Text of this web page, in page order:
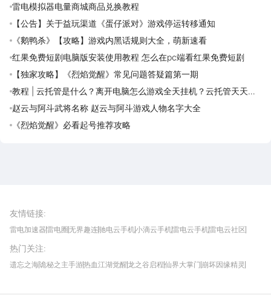
雷电模拟器电量商城商品兑换教程
【公告】关于益玩渠道《蛋仔派对》游戏停运转移通知
《鹅鸭杀》【攻略】游戏内黑话规则大全，萌新速看
红果免费短剧电脑版安装使用教程 怎么在pc端看红果免费短剧
【独家攻略】《烈焰觉醒》常见问题答疑篇第一期
教程 | 云托管是什么？离开电脑怎么游戏全天挂机？云托管天天免
费领取攻略
赵云与阿斗武将名称 赵云与阿斗游戏人物名字大全
《烈焰觉醒》必看起号推荐攻略
友情链接:
雷电加速器雷电圈无界趣连驰电云手机小滴云手机雷电云手机雷电云社区
我爱vr网华军软件园
热门关注:
遗忘之海诡秘之主手游热血江湖觉醒龙之谷启程仙界大掌门 崩坏因缘精灵